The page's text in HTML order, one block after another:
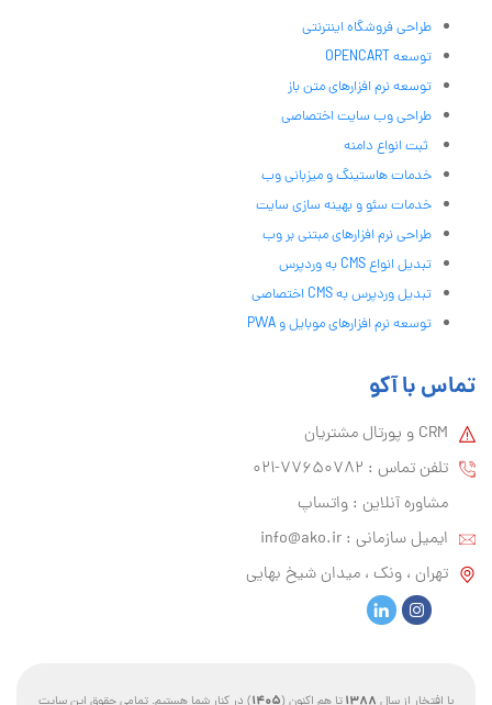
طراحی فروشگاه اینترنتی
توسعه OPENCART
توسعه نرم افزارهای متن باز
طراحی وب سایت اختصاصی
ثبت انواع دامنه
خدمات هاستینگ و میزبانی وب
خدمات سئو و بهینه سازی سایت
طراحی نرم افزارهای مبتنی بر وب
تبدیل انواع CMS به وردپرس
تبدیل وردپرس به CMS اختصاصی
توسعه نرم افزارهای موبایل و PWA
تماس با آکو
CRM و پورتال مشتریان
تلفن تماس :‌ 77650782-021
مشاوره آنلاین : واتساپ
ایمیل سازمانی :‌ info@ako.ir
تهران ، ونک ، میدان شیخ بهایی